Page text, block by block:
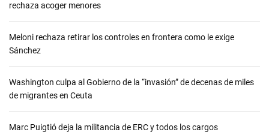
rechaza acoger menores
Meloni rechaza retirar los controles en frontera como le exige
Sánchez
Washington culpa al Gobierno de la “invasión” de decenas de miles
de migrantes en Ceuta
Marc Puigtió deja la militancia de ERC y todos los cargos